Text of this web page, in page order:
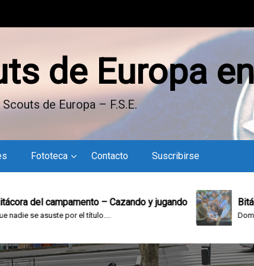
de Europa
de Europa – F.S.E.
Fototeca Contacto Suscribirse
– Cazando y jugando
por el título....
Bitácora del
Domingo en el